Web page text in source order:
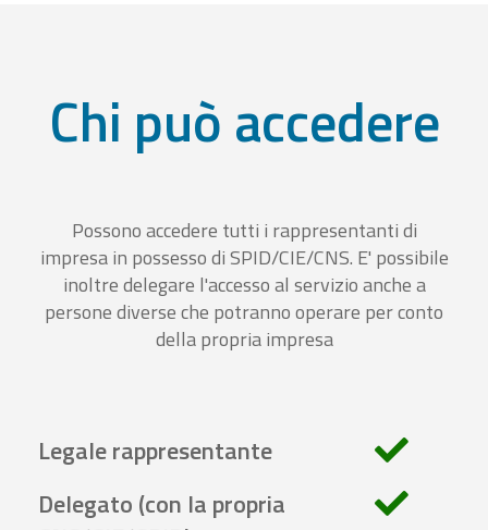
Chi può accedere
Possono accedere tutti i rappresentanti di
impresa in possesso di SPID/CIE/CNS. E' possibile
inoltre delegare l'accesso al servizio anche a
persone diverse che potranno operare per conto
della propria impresa
Legale rappresentante
Delegato (con la propria